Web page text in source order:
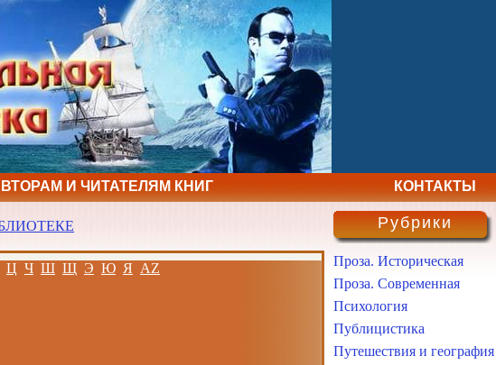
И ЧИТАТЕЛЯМ КНИГ КОНТАКТЫ
Ц Ч Ш Щ Э Ю Я AZ
Рубрики
Проза. Историческая
Проза. Современная
Психология
Публицистика
Путешествия и география